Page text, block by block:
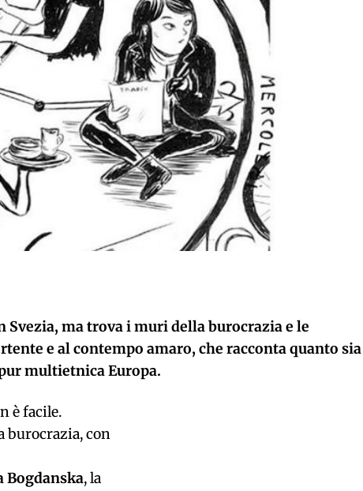
Svezia, ma trova i muri della burocrazia e le
e al contempo amaro, che racconta quanto sia
multietnica Europa.
è facile.
burocrazia, con
Bogdanska, la